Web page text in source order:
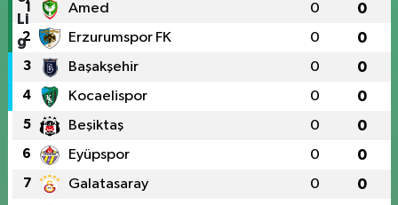
1 Amed 0 0
2 Erzurumspor FK 0 0
3 Başakşehir 0 0
4 Kocaelispor 0 0
5 Beşiktaş 0 0
6 Eyüpspor 0 0
7 Galatasaray 0 0